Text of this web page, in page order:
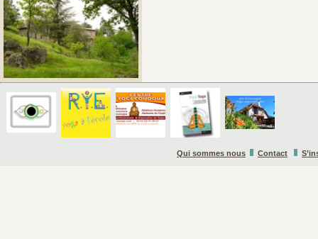
Qui sommes nous Contact